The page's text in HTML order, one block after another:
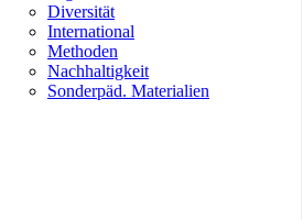
Diversität
International
Methoden
Nachhaltigkeit
Sonderpäd. Materialien